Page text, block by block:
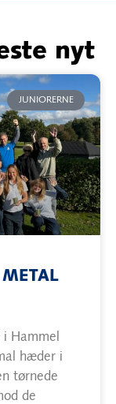
nyt
JUNIORERNE
Hammel
hæder i
tørnede
de